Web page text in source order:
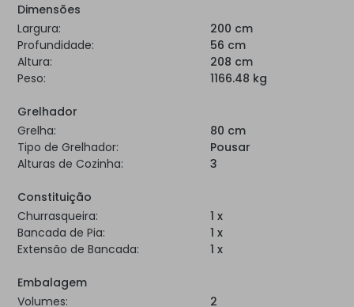
Dimensões
Largura:
200 cm
Profundidade:
56 cm
Altura:
208 cm
Peso:
1166.48 kg
Grelhador
Grelha:
80 cm
Tipo de Grelhador:
Pousar
Alturas de Cozinha:
3
Constituição
Churrasqueira:
1 x
Bancada de Pia:
1 x
Extensão de Bancada:
1 x
Embalagem
Volumes:
2